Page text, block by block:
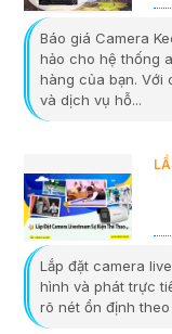
Báo giá Camera
hảo cho hệ thống
hàng của bạn. Với
và dịch vụ hỗ...
Lắp đặt camera
hình và phát trực
rõ nét ổn định